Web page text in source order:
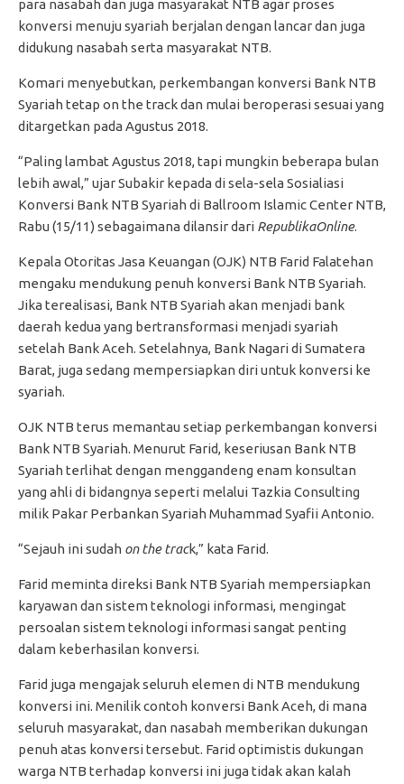
para nasabah dan juga masyarakat NTB agar proses
konversi menuju syariah berjalan dengan lancar dan juga
didukung nasabah serta masyarakat NTB.
Komari menyebutkan, perkembangan konversi Bank NTB
Syariah tetap on the track dan mulai beroperasi sesuai yang
ditargetkan pada Agustus 2018.
“Paling lambat Agustus 2018, tapi mungkin beberapa bulan
lebih awal,” ujar Subakir kepada di sela-sela Sosialiasi
Konversi Bank NTB Syariah di Ballroom Islamic Center NTB,
Rabu (15/11) sebagaimana dilansir dari RepublikaOnline.
Kepala Otoritas Jasa Keuangan (OJK) NTB Farid Falatehan
mengaku mendukung penuh konversi Bank NTB Syariah.
Jika terealisasi, Bank NTB Syariah akan menjadi bank
daerah kedua yang bertransformasi menjadi syariah
setelah Bank Aceh. Setelahnya, Bank Nagari di Sumatera
Barat, juga sedang mempersiapkan diri untuk konversi ke
syariah.
OJK NTB terus memantau setiap perkembangan konversi
Bank NTB Syariah. Menurut Farid, keseriusan Bank NTB
Syariah terlihat dengan menggandeng enam konsultan
yang ahli di bidangnya seperti melalui Tazkia Consulting
milik Pakar Perbankan Syariah Muhammad Syafii Antonio.
“Sejauh ini sudah on the track,” kata Farid.
Farid meminta direksi Bank NTB Syariah mempersiapkan
karyawan dan sistem teknologi informasi, mengingat
persoalan sistem teknologi informasi sangat penting
dalam keberhasilan konversi.
Farid juga mengajak seluruh elemen di NTB mendukung
konversi ini. Menilik contoh konversi Bank Aceh, di mana
seluruh masyarakat, dan nasabah memberikan dukungan
penuh atas konversi tersebut. Farid optimistis dukungan
warga NTB terhadap konversi ini juga tidak akan kalah